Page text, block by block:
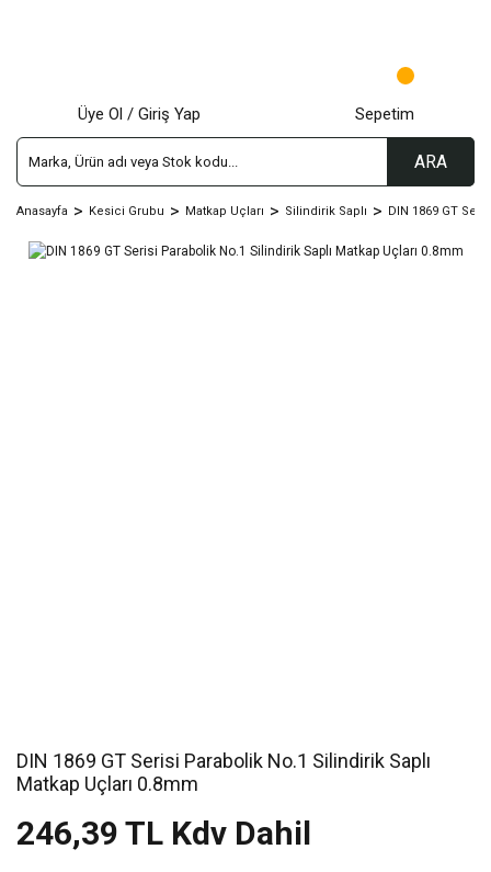
ARA
Üye Ol / Giriş Yap Sepetim
Anasayfa Kesici Grubu Matkap Uçları Silindirik Saplı DIN 1869 GT
DIN 1869 GT Serisi Parabolik No.1 Silindirik Saplı
Matkap Uçları 0.8mm
246,39 TL Kdv Dahil